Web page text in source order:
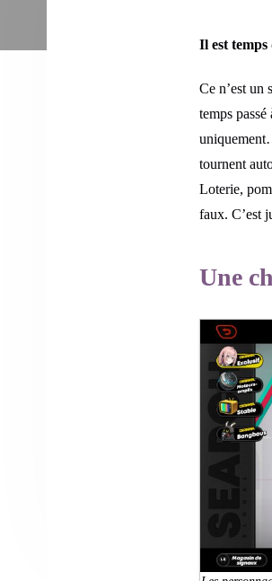
Il est temps
Ce n’est un
temps
tournent
Loterie,
faux. C’est
Une